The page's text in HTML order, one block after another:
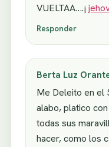
VUELTAA….¡
Responder
Berta Luz
Me Deleito en el
alabo, platico
todas sus
hacer, como los